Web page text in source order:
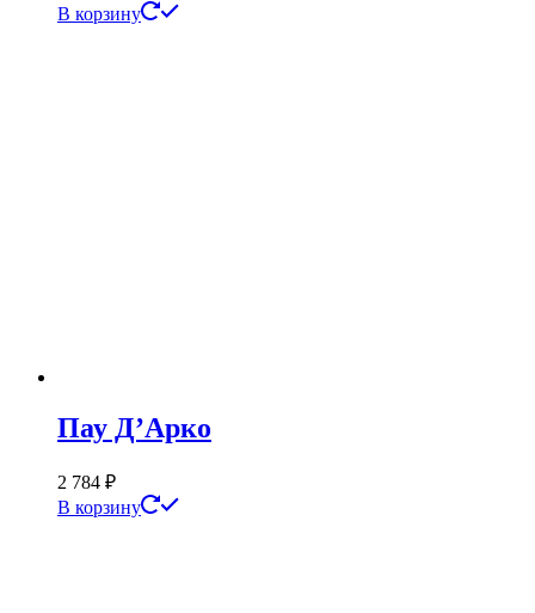
В корзину
Пау Д’Арко
2 784 ₽
В корзину